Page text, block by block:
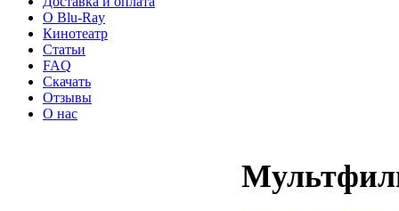
О Blu-Ray
Кинотеатр
Статьи
FAQ
Скачать
Отзывы
О нас